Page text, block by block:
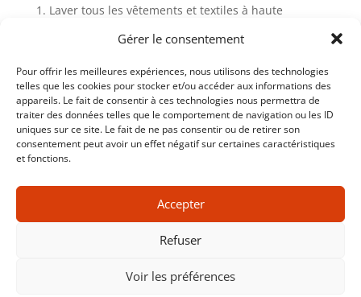
Gérer le consentement
Pour offrir les meilleures expériences, nous utilisons des technologies
telles que les cookies pour stocker et/ou accéder aux informations des
appareils. Le fait de consentir à ces technologies nous permettra de
traiter des données telles que le comportement de navigation ou les ID
uniques sur ce site. Le fait de ne pas consentir ou de retirer son
consentement peut avoir un effet négatif sur certaines caractéristiques
et fonctions.
Accepter
Refuser
Voir les préférences
Laver tous les vêtements et textiles à haute
Sceller les fissures et les crevasses dans les murs
et les meubles.
Enlever les objets personnels des zones à traiter.
Retrouvez tous les détails sur lapréparation des
lieux pour l’intervention anti-punaises
Pourquoi traiter les
punaises de lit est crucial ?
L’importance de la détection
Détecter les punaises de lit